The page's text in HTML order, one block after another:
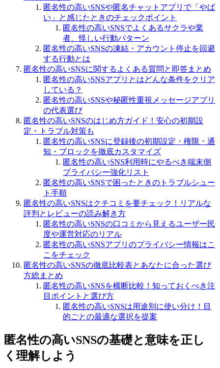
匿名性の高いSNSや匿名チャットアプリで「やば
い」と感じたときのチェックポイント
匿名性の高いSNSでよくあるサクラや業
者、怪しい行動パターン
匿名性の高いSNSの凍結・アカウント停止を回避
する行動とは
匿名性の高いSNSに関するよくある質問と即答まとめ
匿名性の高いSNSアプリとはどんな条件をクリア
している？
匿名性の高いSNSや秘匿性重視メッセージアプリ
の代表選び
匿名性の高いSNSのはじめ方ガイド！安心の初期設
定・トラブル対策も
匿名性の高いSNSに登録後の初期設定・権限・通
知・ブロックを徹底カスタマイズ
匿名性の高いSNS利用時にやるべき端末側
プライバシー強化リスト
匿名性の高いSNSで困ったときのトラブルシュー
ト手順
匿名性の高いSNSはクチコミを要チェック！リアルな
評判とレビューの読み解き方
匿名性の高いSNSの口コミから見えるユーザー民
度や運営対応のリアル
匿名性の高いSNSアプリのプライバシー情報はこ
こをチェック
匿名性の高いSNSの徹底比較表とあなたに合った選び
方総まとめ
匿名性の高いSNSを横断比較！知っておくべき注
目ポイントと選び方
匿名性の高いSNSは用途別に使い分け！目
的ごとの最適な選択を提案
匿名性の高いSNSの基礎と意味を正し
く理解しよう